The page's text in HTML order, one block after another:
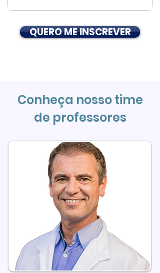
QUERO ME INSCREVER
Conheça nosso time
de professores